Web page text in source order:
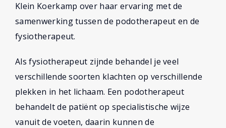
Klein Koerkamp over haar ervaring met de
samenwerking tussen de podotherapeut en de
fysiotherapeut.
Als fysiotherapeut zijnde behandel je veel
verschillende soorten klachten op verschillende
plekken in het lichaam. Een podotherapeut
behandelt de patiënt op specialistische wijze
vanuit de voeten, daarin kunnen de